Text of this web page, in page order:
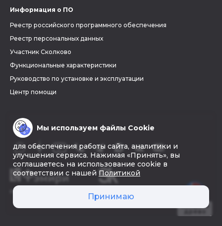
Информация о ПО
Реестр российского программного обеспечения
Реестр персональных данных
Участник Сколково
Функциональные характеристики
Руководство по установке и эксплуатации
Центр помощи
© 2026 «Фэмири»
Мы используем файлы Cookie
для обеспечения работы сайта, аналитики и
улучшения сервиса. Нажимая «Принять», вы
соглашаетесь на использование cookie в
соответствии с нашей Политикой
Принимаю
Создать